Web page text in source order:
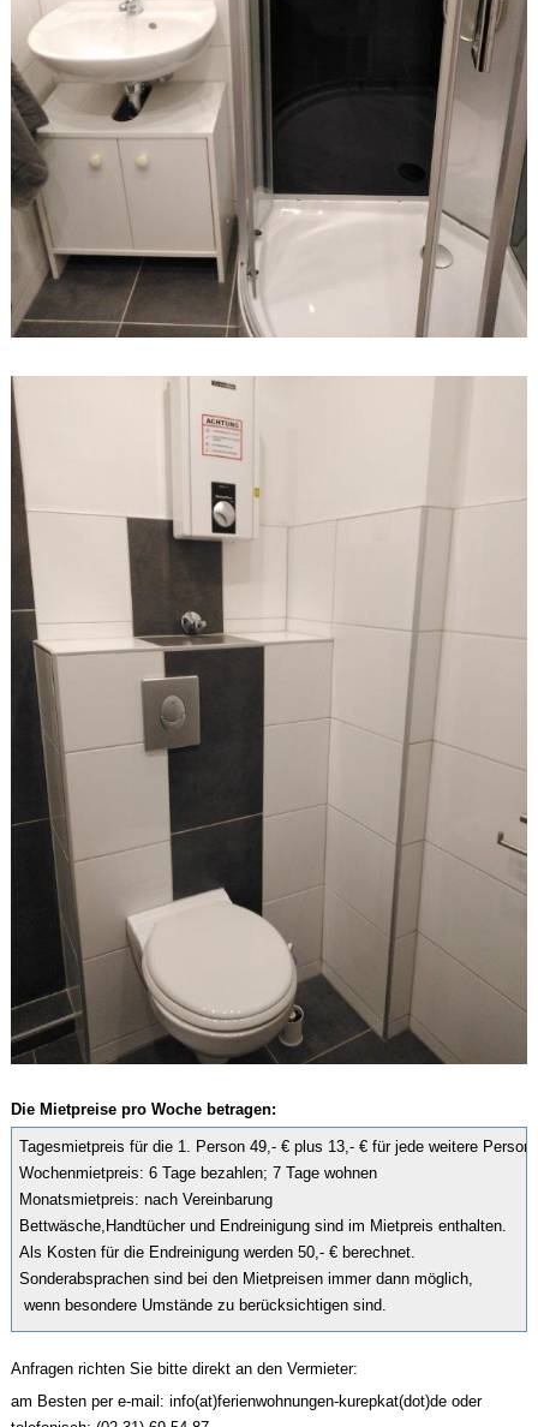
Die Mietpreise pro Woche betragen:
Tagesmietpreis für die 1. Person 49,- € plus 13,- € für jede weitere
Wochenmietpreis: 6 Tage bezahlen; 7 Tage wohnen
Monatsmietpreis: nach Vereinbarung
Bettwäsche,Handtücher und Endreinigung sind im Mietpreis enthalten.
Als Kosten für die Endreinigung werden 50,- € berechnet.
Sonderabsprachen sind bei den Mietpreisen immer dann möglich,
Anfragen richten Sie bitte direkt an den Vermieter:
am Besten per e-mail: info(at)ferienwohnungen-kurepkat(dot)de oder